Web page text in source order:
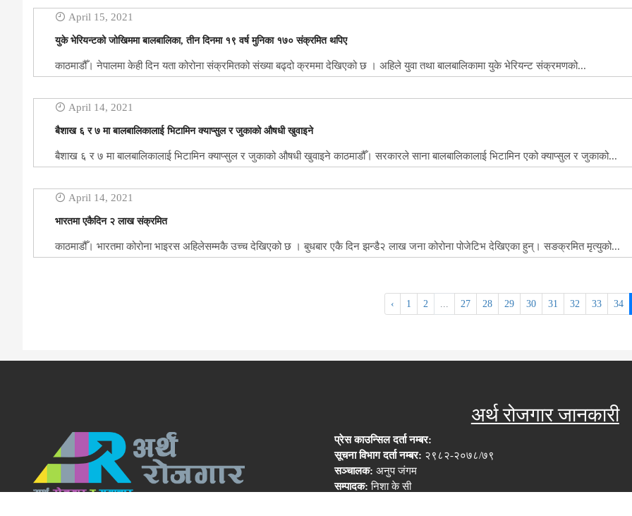
April 15, 2021
युके भेरियन्टको जोखिममा बालबालिका, तीन दिनमा १९ वर्ष मुनिका १७० संक्रमित थपिए
काठमाडौँ। नेपालमा केही दिन यता कोरोना संक्रमितको संख्या बढ्दो क्रममा देखिएको छ । अहिले युवा तथा बालबालिकामा युके भेरियन्ट संक्रमणको...
April 14, 2021
बैशाख ६ र ७ मा बालबालिकालाई भिटामिन क्याप्सुल र जुकाको औषधी खुवाइने
बैशाख ६ र ७ मा बालबालिकालाई भिटामिन क्याप्सुल र जुकाको औषधी खुवाइने काठमाडौँ। सरकारले साना बालबालिकालाई भिटामिन एको क्याप्सुल र जुकाको...
April 14, 2021
भारतमा एकैदिन २ लाख संक्रमित
काठमाडौँ। भारतमा कोरोना भाइरस अहिलेसम्मकै उच्च देखिएको छ । बुधबार एकै दिन झन्डै२ लाख जना कोरोना पोजेटिभ देखिएका हुन्। सङक्रमित मृत्युको...
‹ 1 2 27 28 29 30 31 32 33 34
अर्थ रोजगार जानकारी
प्रेस काउन्सिल दर्ता नम्बर:
सूचना विभाग दर्ता नम्बर: २९८२-२०७८/७९
सञ्चालक: अनुप जंगम
सम्पादक:निशा के सी